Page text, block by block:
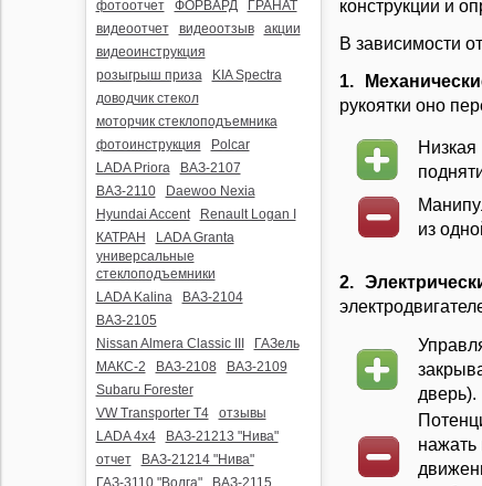
Держатели
видеорегистраторов и
радар-детекторов
фотоотчет
ФОРВАРД
ГРАНАТ
видеоотчет
видеоотзыв
акции
видеоинструкция
розыгрыш приза
KIA Spectra
доводчик стекол
моторчик стеклоподъемника
фотоинструкция
Polcar
LADA Priora
ВАЗ-2107
ВАЗ-2110
Daewoo Nexia
Hyundai Accent
Renault Logan I
КАТРАН
LADA Granta
универсальные
стеклоподъемники
LADA Kalina
ВАЗ-2104
ВАЗ-2105
Nissan Almera Classic III
ГАЗель
МАКС-2
ВАЗ-2108
ВАЗ-2109
Subaru Forester
VW Transporter T4
отзывы
LADA 4x4
ВАЗ-21213 "Нива"
отчет
ВАЗ-21214 "Нива"
ГАЗ-3110 "Волга"
ВАЗ-2115
конструкции и
В зависимости
1.
рукоятки оно
из
2.
дверь).
нажать